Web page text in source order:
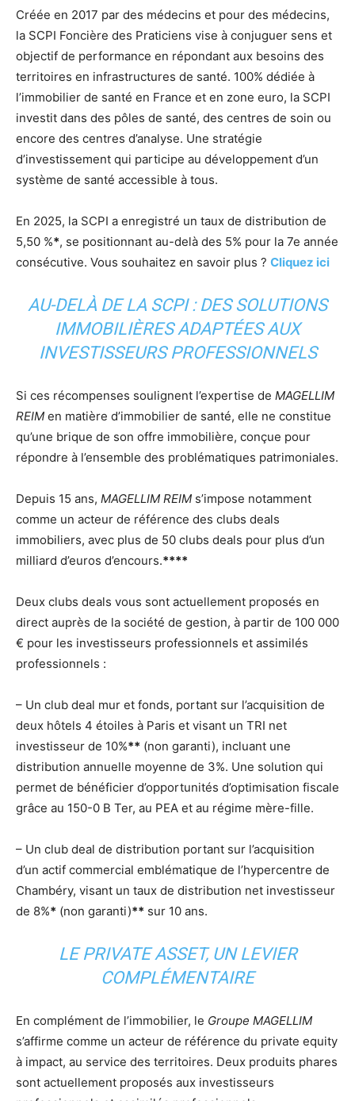
Créée en 2017 par des médecins et pour des médecins,
la SCPI Foncière des Praticiens vise à conjuguer sens et
objectif de performance en répondant aux besoins des
territoires en infrastructures de santé. 100% dédiée à
l’immobilier de santé en France et en zone euro, la SCPI
investit dans des pôles de santé, des centres de soin ou
encore des centres d’analyse. Une stratégie
d’investissement qui participe au développement d’un
système de santé accessible à tous.
En 2025, la SCPI a enregistré un taux de distribution de
5,50 %*, se positionnant au-delà des 5% pour la 7e année
consécutive. Vous souhaitez en savoir plus ? Cliquez ici
AU-DELÀ DE LA SCPI : DES SOLUTIONS
IMMOBILIÈRES ADAPTÉES AUX
INVESTISSEURS PROFESSIONNELS
Si ces récompenses soulignent l’expertise de MAGELLIM
REIM en matière d’immobilier de santé, elle ne constitue
qu’une brique de son offre immobilière, conçue pour
répondre à l’ensemble des problématiques patrimoniales.
Depuis 15 ans, MAGELLIM REIM s’impose notamment
comme un acteur de référence des clubs deals
immobiliers, avec plus de 50 clubs deals pour plus d’un
milliard d’euros d’encours.****
Deux clubs deals vous sont actuellement proposés en
direct auprès de la société de gestion, à partir de 100 000
€ pour les investisseurs professionnels et assimilés
professionnels :
– Un club deal mur et fonds, portant sur l’acquisition de
deux hôtels 4 étoiles à Paris et visant un TRI net
investisseur de 10%** (non garanti), incluant une
distribution annuelle moyenne de 3%. Une solution qui
permet de bénéficier d’opportunités d’optimisation fiscale
grâce au 150-0 B Ter, au PEA et au régime mère-fille.
– Un club deal de distribution portant sur l’acquisition
d’un actif commercial emblématique de l’hypercentre de
Chambéry, visant un taux de distribution net investisseur
de 8%* (non garanti)** sur 10 ans.
LE PRIVATE ASSET, UN LEVIER
COMPLÉMENTAIRE
En complément de l’immobilier, le Groupe MAGELLIM
s’affirme comme un acteur de référence du private equity
à impact, au service des territoires. Deux produits phares
sont actuellement proposés aux investisseurs